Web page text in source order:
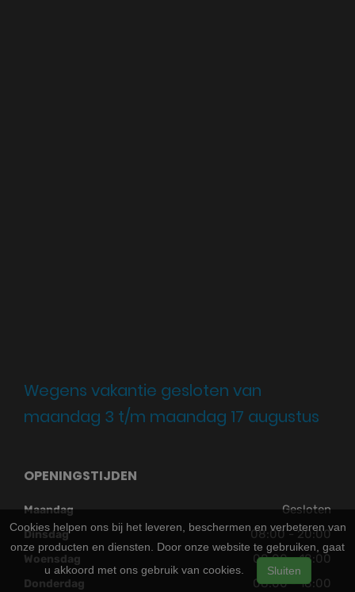
Wegens vakantie gesloten van
maandag 3 t/m maandag 17 augustus
OPENINGSTIJDEN
Maandag Gesloten
Dinsdag 08:00 - 20:00
Woensdag 08:00 - 18:00
Donderdag 08:00 - 18:00
Cookies helpen ons bij het leveren, beschermen en verbeteren van
onze producten en diensten. Door onze website te gebruiken, gaat
u akkoord met ons gebruik van cookies.
Sluiten